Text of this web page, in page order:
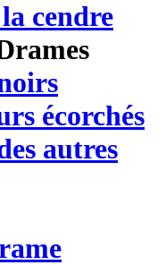
cendre
écorchés
autres